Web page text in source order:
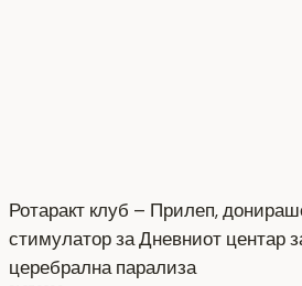
Ротаракт клуб – Прилеп,
стимулатор за Дневниот центар
церебрална парализа